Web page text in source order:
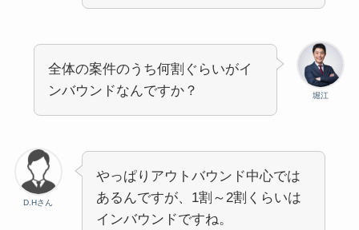
堀江
全体の案件のうち何割ぐらいがイ
ンバウンドなんですか？
D.Hさん
やっぱりアウトバウンド中心では
あるんですが、1割～2割くらいは
インバウンドですね。